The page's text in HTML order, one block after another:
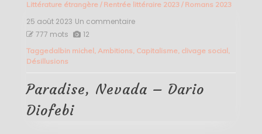
Littérature étrangère/ Rentrée littéraire 2023/ Romans 2023
25 août 2023 Un commentairesur
–
777 mots 12
Taggedalbin michel, Ambitions Capitalisme, clivage social,
Désillusions
Paradise, Nevada – Dario
Diofebi